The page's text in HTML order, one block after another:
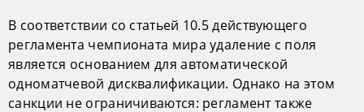
В соответствии со статьей 10.5 действующего
регламента чемпионата мира удаление с поля
является основанием для автоматической
одноматчевой дисквалификации. Однако на этом
санкции не ограничиваются: регламент также